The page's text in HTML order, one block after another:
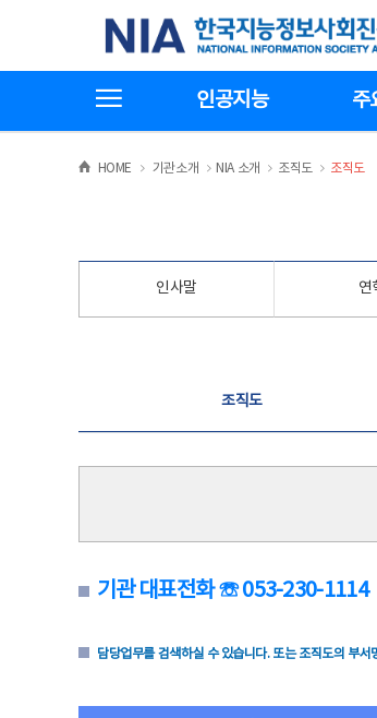
기
한국지능정보사회진흥원
인공지능 주
HOME >
기관소개 >NIA 소개 >
조직도 >
조직도
인사말 연
조직도
기관 대표전화 ☏ 053-230-1114
담당업무를 검색하실 수 있습니다. 또는 조직도의 부